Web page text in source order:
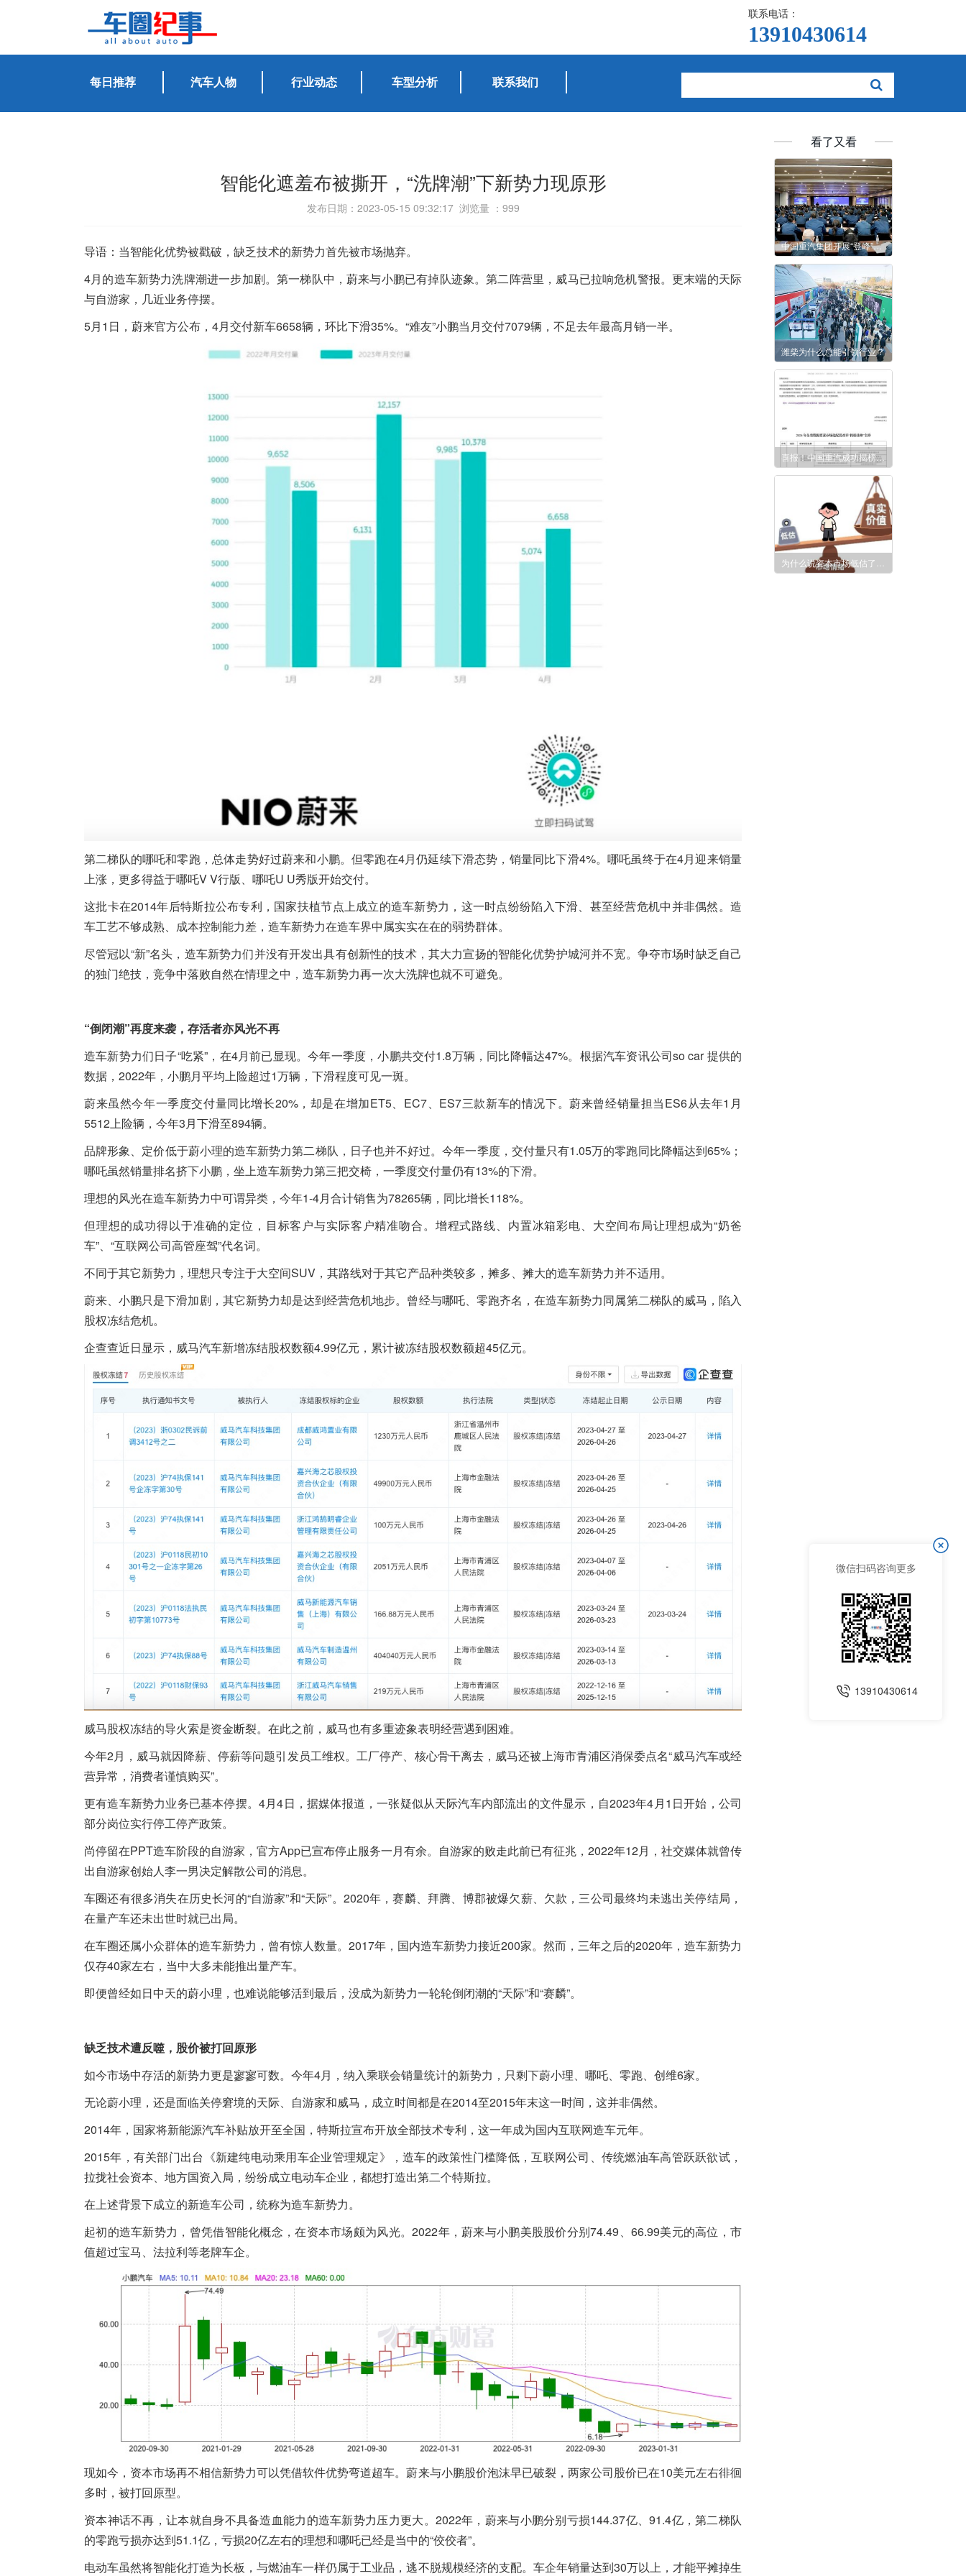
联系电话：
13910430614
每日推荐 汽车人物 行业动态 车型分析 联系我们
智能化遮羞布被撕开，“洗牌潮”下新势力现原形
发布日期：2023-05-15 09:32:17 浏览量 ： 999
导语：当智能化优势被戳破，缺乏技术的新势力首先被市场抛弃。
4月的造车新势力洗牌潮进一步加剧。第一梯队中，蔚来与小鹏已有掉队迹象。第二阵营里，威马已拉响危机警报。更末端的天际
与自游家，几近业务停摆。
5月1日，蔚来官方公布，4月交付新车6658辆，环比下滑35%。“难友”小鹏当月交付7079辆，不足去年最高月销一半。
第二梯队的哪吒和零跑，总体走势好过蔚来和小鹏。但零跑在4月仍延续下滑态势，销量同比下滑4%。哪吒虽终于在4月迎来销量
上涨，更多得益于哪吒V V行版、哪吒U U秀版开始交付。
这批卡在2014年后特斯拉公布专利，国家扶植节点上成立的造车新势力，这一时点纷纷陷入下滑、甚至经营危机中并非偶然。造
车工艺不够成熟、成本控制能力差，造车新势力在造车界中属实实在在的弱势群体。
尽管冠以“新”名头，造车新势力们并没有开发出具有创新性的技术，其大力宣扬的智能化优势护城河并不宽。争夺市场时缺乏自己
的独门绝技，竞争中落败自然在情理之中，造车新势力再一次大洗牌也就不可避免。
“倒闭潮”再度来袭，存活者亦风光不再
造车新势力们日子“吃紧”，在4月前已显现。今年一季度，小鹏共交付1.8万辆，同比降幅达47%。根据汽车资讯公司so car 提供的
数据，2022年，小鹏月平均上险超过1万辆，下滑程度可见一斑。
蔚来虽然今年一季度交付量同比增长20%，却是在增加ET5、EC7、ES7三款新车的情况下。蔚来曾经销量担当ES6从去年1月
5512上险辆，今年3月下滑至894辆。
品牌形象、定价低于蔚小理的造车新势力第二梯队，日子也并不好过。今年一季度，交付量只有1.05万的零跑同比降幅达到65%；
哪吒虽然销量排名挤下小鹏，坐上造车新势力第三把交椅，一季度交付量仍有13%的下滑。
理想的风光在造车新势力中可谓异类，今年1-4月合计销售为78265辆，同比增长118%。
但理想的成功得以于准确的定位，目标客户与实际客户精准吻合。增程式路线、内置冰箱彩电、大空间布局让理想成为“奶爸
车”、“互联网公司高管座驾”代名词。
不同于其它新势力，理想只专注于大空间SUV，其路线对于其它产品种类较多，摊多、摊大的造车新势力并不适用。
蔚来、小鹏只是下滑加剧，其它新势力却是达到经营危机地步。曾经与哪吒、零跑齐名，在造车新势力同属第二梯队的威马，陷入
股权冻结危机。
企查查近日显示，威马汽车新增冻结股权数额4.99亿元，累计被冻结股权数额超45亿元。
威马股权冻结的导火索是资金断裂。在此之前，威马也有多重迹象表明经营遇到困难。
今年2月，威马就因降薪、停薪等问题引发员工维权。工厂停产、核心骨干离去，威马还被上海市青浦区消保委点名“威马汽车或经
营异常，消费者谨慎购买”。
更有造车新势力业务已基本停摆。4月4日，据媒体报道，一张疑似从天际汽车内部流出的文件显示，自2023年4月1日开始，公司
部分岗位实行停工停产政策。
尚停留在PPT造车阶段的自游家，官方App已宣布停止服务一月有余。自游家的败走此前已有征兆，2022年12月，社交媒体就曾传
出自游家创始人李一男决定解散公司的消息。
车圈还有很多消失在历史长河的“自游家”和“天际”。2020年，赛麟、拜腾、博郡被爆欠薪、欠款，三公司最终均未逃出关停结局，
在量产车还未出世时就已出局。
在车圈还属小众群体的造车新势力，曾有惊人数量。2017年，国内造车新势力接近200家。然而，三年之后的2020年，造车新势力
仅存40家左右，当中大多未能推出量产车。
即便曾经如日中天的蔚小理，也难说能够活到最后，没成为新势力一轮轮倒闭潮的“天际”和“赛麟”。
缺乏技术遭反噬，股价被打回原形
如今市场中存活的新势力更是寥寥可数。今年4月，纳入乘联会销量统计的新势力，只剩下蔚小理、哪吒、零跑、创维6家。
无论蔚小理，还是面临关停窘境的天际、自游家和威马，成立时间都是在2014至2015年末这一时间，这并非偶然。
2014年，国家将新能源汽车补贴放开至全国，特斯拉宣布开放全部技术专利，这一年成为国内互联网造车元年。
2015年，有关部门出台《新建纯电动乘用车企业管理规定》，造车的政策性门槛降低，互联网公司、传统燃油车高管跃跃欲试，
拉拢社会资本、地方国资入局，纷纷成立电动车企业，都想打造出第二个特斯拉。
在上述背景下成立的新造车公司，统称为造车新势力。
起初的造车新势力，曾凭借智能化概念，在资本市场颇为风光。2022年，蔚来与小鹏美股股价分别74.49、66.99美元的高位，市
值超过宝马、法拉利等老牌车企。
现如今，资本市场再不相信新势力可以凭借软件优势弯道超车。蔚来与小鹏股价泡沫早已破裂，两家公司股价已在10美元左右徘徊
多时，被打回原型。
资本神话不再，让本就自身不具备造血能力的造车新势力压力更大。2022年，蔚来与小鹏分别亏损144.37亿、91.4亿，第二梯队
的零跑亏损亦达到51.1亿，亏损20亿左右的理想和哪吒已经是当中的“佼佼者”。
电动车虽然将智能化打造为长板，与燃油车一样仍属于工业品，逃不脱规模经济的支配。车企年销量达到30万以上，才能平摊掉生
看了又看
中国重汽集团开展“登峰”赋能行动暨2026年新能源专项培训
潍柴为什么总能引领行业？
喜报！中国重汽成功揭榜全省数据要素“人工智能赋能”课题
微信扫码咨询更多
13910430614